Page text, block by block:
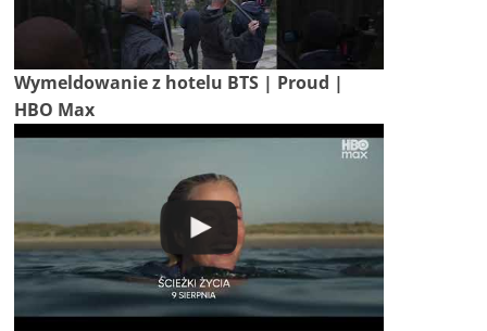
Wymeldowanie z hotelu BTS | Proud |
HBO Max